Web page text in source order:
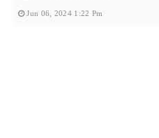
Jun 06, 2024 1:22 Pm